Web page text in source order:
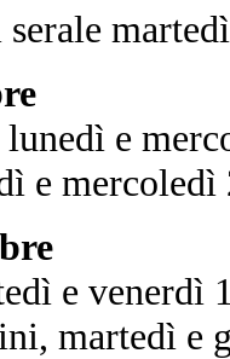
e
e
e venerdì
martedì e